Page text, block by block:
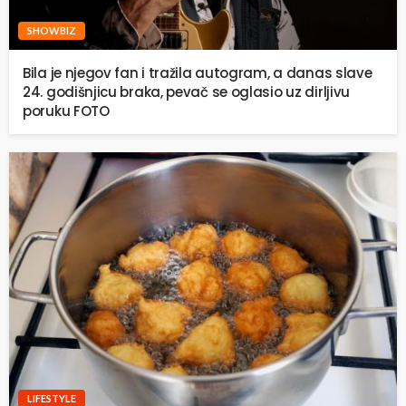
SHOWBIZ
Bila je njegov fan i tražila autogram, a danas slave
24. godišnjicu braka, pevač se oglasio uz dirljivu
poruku FOTO
LIFESTYLE